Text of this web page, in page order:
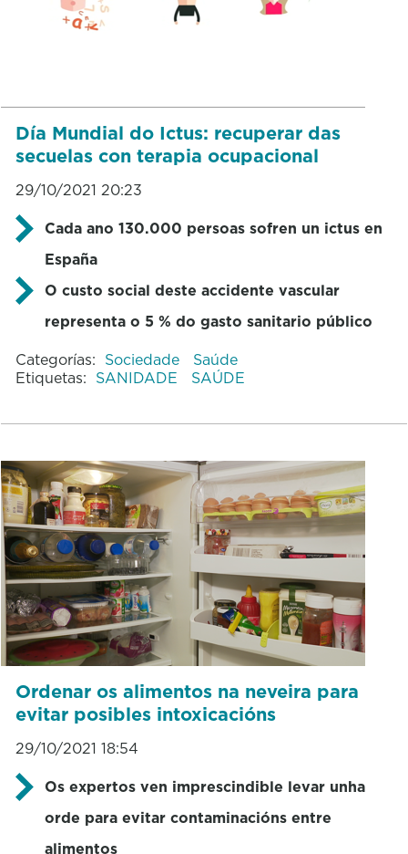
Día Mundial do Ictus: recuperar das
secuelas con terapia ocupacional
29/10/2021 20:23
Cada ano 130.000 persoas sofren un ictus en
España
O custo social deste accidente vascular
representa o 5 % do gasto sanitario público
Categorías: Sociedade
Saúde
Etiquetas: SANIDADE SAÚDE
Ordenar os alimentos na neveira para
evitar posibles intoxicacións
29/10/2021 18:54
Os expertos ven imprescindible levar unha
orde para evitar contaminacións entre
alimentos